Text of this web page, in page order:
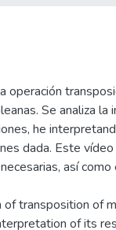
Se analiza la
he
dada. Este
así
transposition of
of its